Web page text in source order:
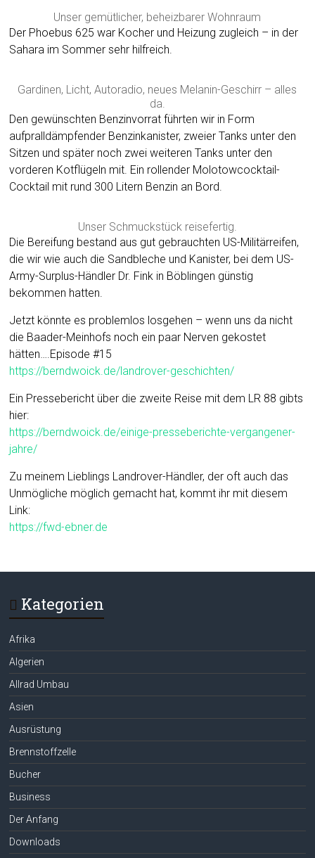
Unser gemütlicher, beheizbarer Wohnraum
Der Phoebus 625 war Kocher und Heizung zugleich – in der
Sahara im Sommer sehr hilfreich.
Gardinen, Licht, Autoradio, neues Melanin-Geschirr – alles
da.
Den gewünschten Benzinvorrat führten wir in Form
aufpralldämpfender Benzinkanister, zweier Tanks unter den
Sitzen und später noch zwei weiteren Tanks unter den
vorderen Kotflügeln mit. Ein rollender Molotowcocktail-
Cocktail mit rund 300 Litern Benzin an Bord.
Unser Schmuckstück reisefertig.
Die Bereifung bestand aus gut gebrauchten US-Militärreifen,
die wir wie auch die Sandbleche und Kanister, bei dem US-
Army-Surplus-Händler Dr. Fink in Böblingen günstig
bekommen hatten.
Jetzt könnte es problemlos losgehen – wenn uns da nicht
die Baader-Meinhofs noch ein paar Nerven gekostet
hätten….Episode #15
https://berndwoick.de/landrover-geschichten/
Ein Pressebericht über die zweite Reise mit dem LR 88 gibts
hier:
https://berndwoick.de/einige-presseberichte-vergangener-
jahre/
Zu meinem Lieblings Landrover-Händler, der oft auch das
Unmögliche möglich gemacht hat, kommt ihr mit diesem
Link:
https://fwd-ebner.de
Kategorien
Afrika
Algerien
Allrad Umbau
Asien
Ausrüstung
Brennstoffzelle
Bucher
Business
Der Anfang
Downloads